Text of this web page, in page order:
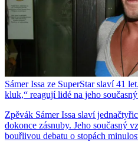
Sámer Issa ze SuperStar slaví 41
kluk,“ reagují lidé na jeho
Zpěvák Sámer Issa slaví
dokonce zásnuby. Jeho současný
bouřlivou debatu o stopách